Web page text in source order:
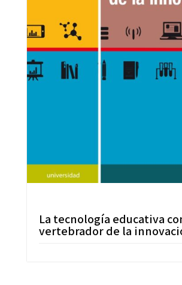
La tecnología educativa
vertebrador de la